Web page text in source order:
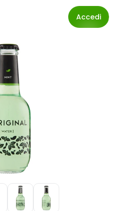
Accedi